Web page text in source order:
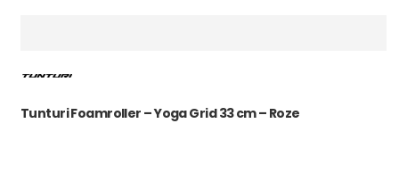
Tunturi Foamroller – Yoga Grid 33 cm – Roze